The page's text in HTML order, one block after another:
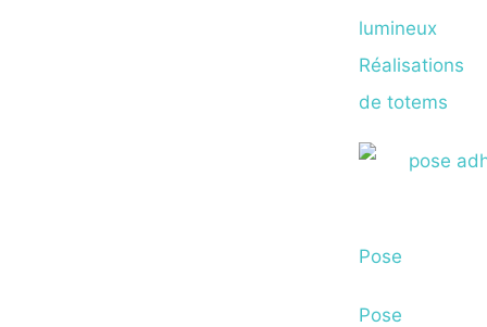
lumineux
Réalisations
de totems
Pose
Pose